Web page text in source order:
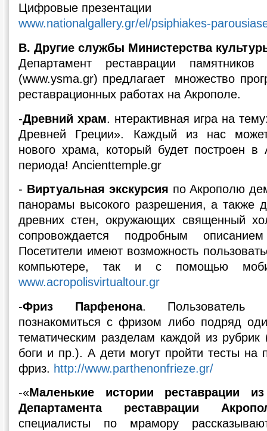
Цифровые презентации
www.nationalgallery.gr/el/psiphiakes-
В. Другие службы Министерства
Департамент реставрации
(www.ysma.gr) предлагает множество
реставрационных работах на Акрополе.
-Древний храм. нтерактивная игра на
Древней Греции». Каждый из нас может
нового храма, который будет построен в
периода! Ancienttemple.gr
- Виртуальная экскурсия по Акрополю
панорамы высокого разрешения, а также
древних стен, окружающих священный
сопровождается подробным
Посетители имеют возможность
компьютере, так и с помощью
www.acropolisvirtualtour.gr
-Фриз Парфенона. Пользователь
познакомиться с фризом либо подряд
тематическим разделам каждой из рубрик
боги и пр.). А дети могут пройти тесты на
фриз. http://www.parthenonfrieze.gr/
-«Маленькие истории реставрации
Департамента реставрации
специалисты по мрамору